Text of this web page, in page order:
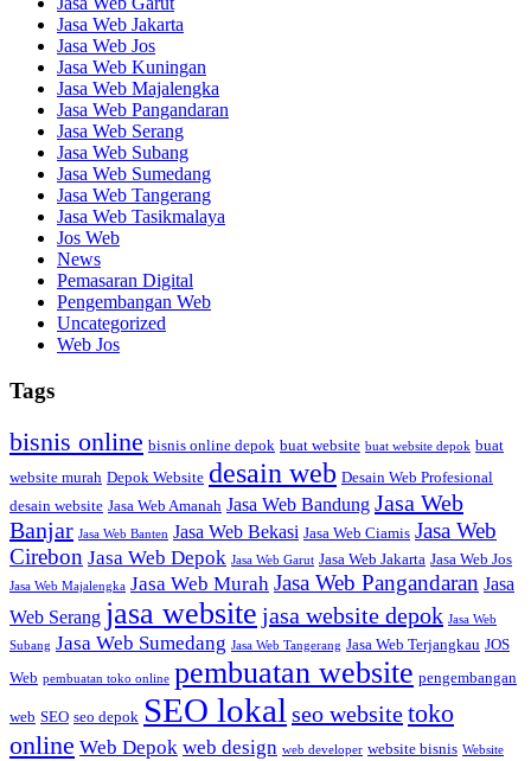
Jasa Web Jakarta
Jasa Web Jos
Jasa Web Kuningan
Jasa Web Majalengka
Jasa Web Pangandaran
Jasa Web Serang
Jasa Web Subang
Jasa Web Sumedang
Jasa Web Tangerang
Jasa Web Tasikmalaya
Jos Web
News
Pemasaran Digital
Pengembangan Web
Uncategorized
Web Jos
Tags
bisnis online bisnis online depok buat website buat website depok buat
website murah Depok Website desain web Desain Web Profesional
desain website Jasa Web Amanah Jasa Web Bandung Jasa Web
Banjar Jasa Web Banten Jasa Web Bekasi Jasa Web Ciamis Jasa Web
Cirebon Jasa Web Depok Jasa Web Garut Jasa Web Jakarta Jasa Web Jos
Jasa Web Majalengka Jasa Web Murah Jasa Web Pangandaran Jasa
Web Serang jasa website jasa website depok Jasa Web
Subang Jasa Web Sumedang Jasa Web Tangerang Jasa Web Terjangkau JOS
Web pembuatan toko online pembuatan website pengembangan
web SEO seo depok SEO lokal seo websitetoko
online Web Depok web design web developer website bisnis Website